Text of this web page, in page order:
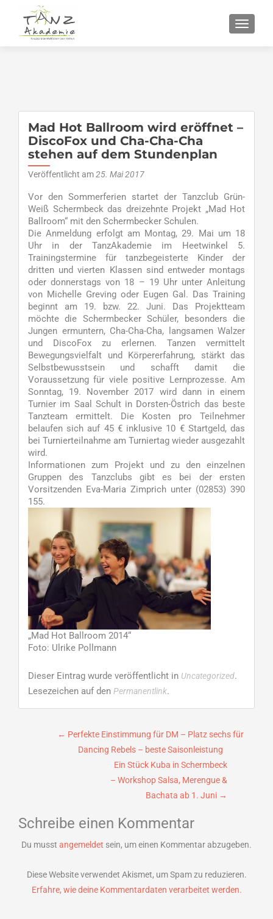
Mad Hot Ballroom wird eröffnet –
DiscoFox und Cha-Cha-Cha
stehen auf dem Stundenplan
Veröffentlicht am25. Mai 2017
Vor den Sommerferien startet der Tanzclub Grün-
Weiß Schermbeck das dreizehnte Projekt „Mad Hot
Ballroom“ mit den Schermbecker Schulen.
Die Anmeldung erfolgt am Montag, 29. Mai um 18
Uhr in der TanzAkademie im Heetwinkel 5.
Trainingstermine für tanzbegeisterte Kinder der
dritten und vierten Klassen sind entweder montags
oder donnerstags von 18 – 19 Uhr unter Anleitung
von Michelle Greving oder Eugen Gal. Das Training
beginnt am 19. bzw. 22. Juni. Das Projektteam
möchte die Schermbecker Schüler, besonders die
Jungen ermuntern, Cha-Cha-Cha, langsamen Walzer
und DiscoFox zu erlernen. Tanzen vermittelt
Bewegungsvielfalt und Körpererfahrung, stärkt das
Selbstbewusstsein und schafft damit die
Voraussetzung für viele positive Lernprozesse. Am
Sonntag, 19. November 2017 wird dann in einem
Turnier im Saal Schult in Dorsten-Östrich das beste
Tanzteam ermittelt. Die Kosten pro Teilnehmer
belaufen sich auf 45 € inklusive 10 € Startgeld, das
bei Turnierteilnahme am Turniertag wieder ausgezahlt
wird.
Informationen zum Projekt und zu den einzelnen
Gruppen des Tanzclubs gibt es bei der ersten
Vorsitzenden Eva-Maria Zimprich unter (02853) 390
155.
„Mad Hot Ballroom 2014“
Foto: Ulrike Pollmann
Dieser Eintrag wurde veröffentlicht in Uncategorized.
Lesezeichen auf den Permanentlink.
Beitragsnavigation
← Perfekte Einstimmung für DM – Platz sechs für
Dancing Rebels – beste Saisonleistung
Ein Stück Kuba in Schermbeck
– Workshop Salsa, Merengue &
Bachata ab 1. Juni →
Schreibe einen Kommentar
Du musst angemeldet sein, um einen Kommentar abzugeben.
Diese Website verwendet Akismet, um Spam zu reduzieren.
Erfahre, wie deine Kommentardaten verarbeitet werden.